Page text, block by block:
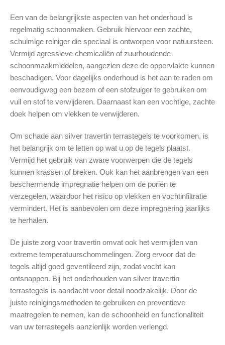
Een van de belangrijkste aspecten van het onderhoud is
regelmatig schoonmaken. Gebruik hiervoor een zachte,
schuimige reiniger die speciaal is ontworpen voor natuursteen.
Vermijd agressieve chemicaliën of zuurhoudende
schoonmaakmiddelen, aangezien deze de oppervlakte kunnen
beschadigen. Voor dagelijks onderhoud is het aan te raden om
eenvoudigweg een bezem of een stofzuiger te gebruiken om
vuil en stof te verwijderen. Daarnaast kan een vochtige, zachte
doek helpen om vlekken te verwijderen.
Om schade aan silver travertin terrastegels te voorkomen, is
het belangrijk om te letten op wat u op de tegels plaatst.
Vermijd het gebruik van zware voorwerpen die de tegels
kunnen krassen of breken. Ook kan het aanbrengen van een
beschermende impregnatie helpen om de poriën te
verzegelen, waardoor het risico op vlekken en vochtinfiltratie
vermindert. Het is aanbevolen om deze impregnering jaarlijks
te herhalen.
De juiste zorg voor travertin omvat ook het vermijden van
extreme temperatuurschommelingen. Zorg ervoor dat de
tegels altijd goed geventileerd zijn, zodat vocht kan
ontsnappen. Bij het onderhouden van silver travertin
terrastegels is aandacht voor detail noodzakelijk. Door de
juiste reinigingsmethoden te gebruiken en preventieve
maatregelen te nemen, kan de schoonheid en functionaliteit
van uw terrastegels aanzienlijk worden verlengd.